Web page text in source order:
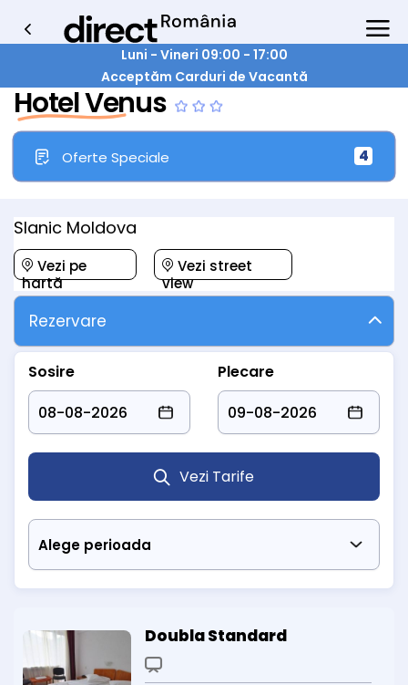
Luni - Vineri 09:00 - 17:00
Acceptăm Carduri de Vacantă
Hotel Venus
Oferte Speciale 4
Slanic Moldova
Vezi pe
hartă
Vezi street
view
Rezervare
Sosire Plecare
Vezi Tarife
Doubla Standard